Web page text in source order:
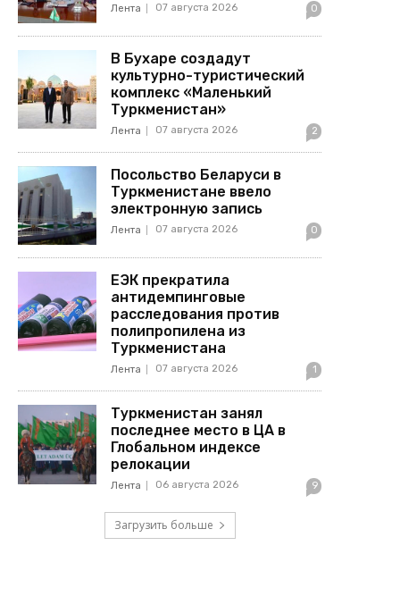
Лента 07 августа 2026 0
В Бухаре создадут
культурно-туристический
комплекс «Маленький
Туркменистан»
Лента 07 августа 2026 2
Посольство Беларуси в
Туркменистане ввело
электронную запись
Лента 07 августа 2026 0
ЕЭК прекратила
антидемпинговые
расследования против
полипропилена из
Туркменистана
Лента 07 августа 2026 1
Туркменистан занял
последнее место в ЦА в
Глобальном индексе
релокации
Лента 06 августа 2026 9
Загрузить больше